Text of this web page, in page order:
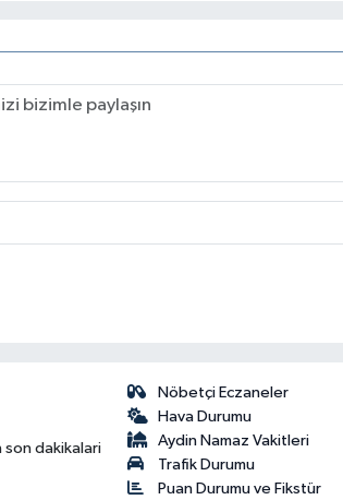
dakikalari
Nöbetçi Eczaneler
Hava Durumu
Aydin Namaz Vakitleri
Trafik Durumu
Puan Durumu ve Fikstür